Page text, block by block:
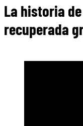
La historia
recuperada